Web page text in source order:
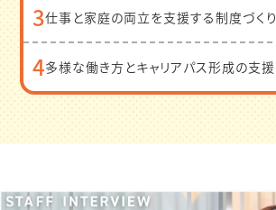
3仕事と家庭の両立を支援する制度づくり
4多様な働き方とキャリアパス形成の支援